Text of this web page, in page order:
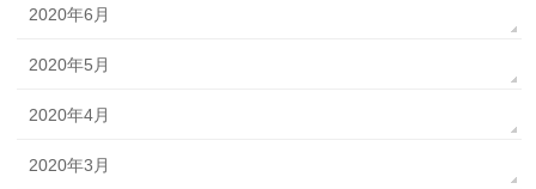
2020年6月
2020年5月
2020年4月
2020年3月